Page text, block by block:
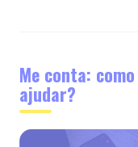
Me conta:
ajudar?